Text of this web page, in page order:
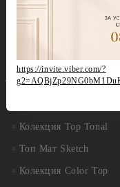
Колекция Cover Base
Колекция Candy
Топ лакове
Колекция Top Tonal
Топ Мат Sketch
Колекция Color Top
https://invite.viber.com/?